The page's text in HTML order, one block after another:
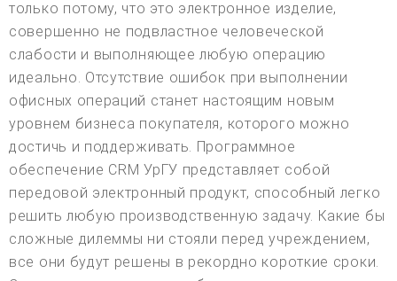
только потому, что это электронное изделие,
совершенно не подвластное человеческой
слабости и выполняющее любую операцию
идеально. Отсутствие ошибок при выполнении
офисных операций станет настоящим новым
уровнем бизнеса покупателя, которого можно
достичь и поддерживать. Программное
обеспечение CRM УрГУ представляет собой
передовой электронный продукт, способный легко
решить любую производственную задачу. Какие бы
сложные дилеммы ни стояли перед учреждением,
все они будут решены в рекордно короткие сроки.